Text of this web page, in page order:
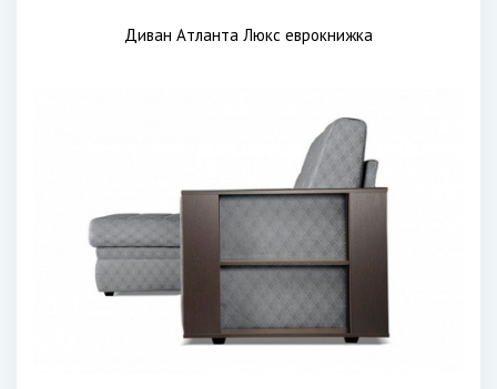
Диван Атланта Люкс еврокнижка